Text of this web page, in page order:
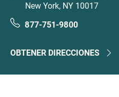
New York, NY 10017
877-751-9800
OBTENER DIRECCIONES